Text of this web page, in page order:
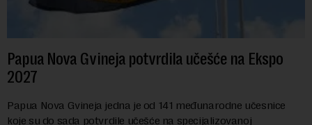
Papua Nova Gvineja potvrdila učešće na Ekspo
2027
Papua Nova Gvineja jedna je od 141 međunarodne učesnice
koje su do sada potvrdile učešće na specijalizovanoj